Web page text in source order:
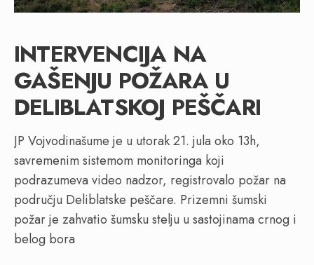
INTERVENCIJA NA
GAŠENJU POŽARA U
DELIBLATSKOJ PEŠČARI
JP Vojvodinašume je u utorak 21. jula oko 13h,
savremenim sistemom monitoringa koji
podrazumeva video nadzor, registrovalo požar na
području Deliblatske peščare. Prizemni šumski
požar je zahvatio šumsku stelju u sastojinama crnog i
belog bora